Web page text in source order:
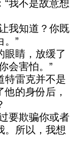
我不是故意想
我知道？你既
。”
眼睛，放缓了
会害怕。”
特雷克并不是
的身份后，
要欺骗你或者
。所以，我想